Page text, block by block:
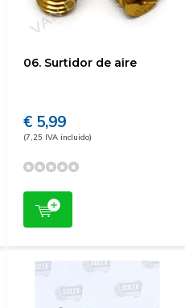
06. Surtidor de aire
€ 5,99
(7,25 IVA incluido)